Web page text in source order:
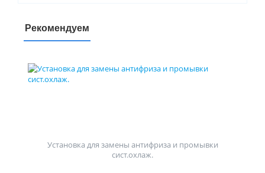
Рекомендуем
Установка для замены антифриза и промывки
сист.охлаж.